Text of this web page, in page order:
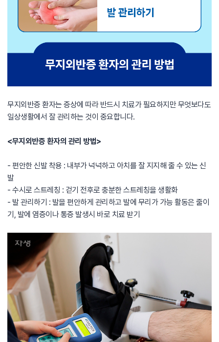
무지외반증 환자는 증상에 따라 반드시 치료가 필요하지만 무엇보다도
일상생활에서 잘 관리하는 것이 중요합니다.
<무지외반증 환자의 관리 방법>
- 편안한 신발 착용 : 내부가 넉넉하고 아치를 잘 지지해 줄 수 있는 신
발
- 수시로 스트레칭 : 걷기 전후로 충분한 스트레칭을 생활화
- 발 관리하기 : 발을 편안하게 관리하고 발에 무리가 가능 활동은 줄이
기, 발에 염증이나 통증 발생시 바로 치료 받기